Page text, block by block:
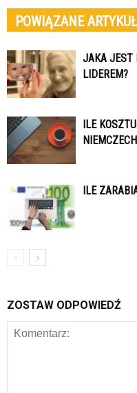
POWIĄZANE
JAKA JEST
LIDEREM?
ILE
ILE
ZOSTAW ODPOWIEDŹ